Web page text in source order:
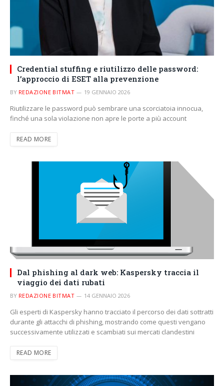
Credential stuffing e riutilizzo delle password:
l’approccio di ESET alla prevenzione
BY REDAZIONE BITMAT 19 GENNAIO 2026
Riutilizzare le password può sembrare una scorciatoia innocua,
finché una sola violazione non apre le porte a più account
READ MORE
Dal phishing al dark web: Kaspersky traccia il
viaggio dei dati rubati
BY REDAZIONE BITMAT 14 GENNAIO 2026
Gli esperti di Kaspersky hanno tracciato il percorso dei dati sottratti
durante gli attacchi di phishing, mostrando come questi vengano
successivamente utilizzati e scambiati sui mercati clandestini
READ MORE